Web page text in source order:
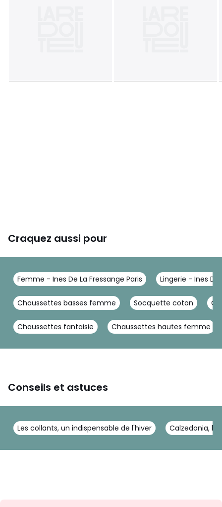
Craquez aussi pour
Femme - Ines De La Fressange Paris Lingerie - Ines De
Chaussettes basses femme Socquette coton
Chaussettes fantaisie Chaussettes hautes femme
Conseils et astuces
Les collants, un indispensable de l'hiver Calzedonia,